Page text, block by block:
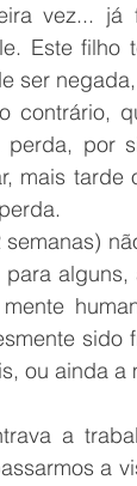
vez... já
Este filho
ser
contrário,
por
mais tarde
sido
ou ainda a
a
a